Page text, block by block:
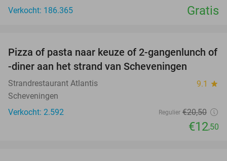
Verkocht: 186.365
Gratis
39%
Pizza of pasta naar keuze of 2-gangenlunch of
-diner aan het strand van Scheveningen
Strandrestaurant Atlantis 9.1 star
Scheveningen
Verkocht: 2.592
Regulier €20,50
€12,50